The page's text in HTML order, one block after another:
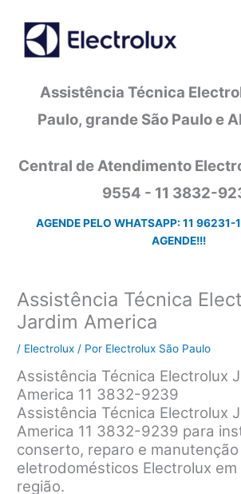
conteúdo
Assistência Técnica
Paulo, grande São Paulo e
Central de Atendimento
9554 - 11 3832-
AGENDE PELO WHATSAPP: 11 96231-
AGENDE!!!
Assistência Técnica
Jardim America
/ Electrolux / Por Electrolux São Paulo
Assistência Técnica Electrolux
America 11 3832-9239
Assistência Técnica Electrolux
America 11 3832-9239 para
conserto, reparo e
eletrodomésticos Electrolux em
região.